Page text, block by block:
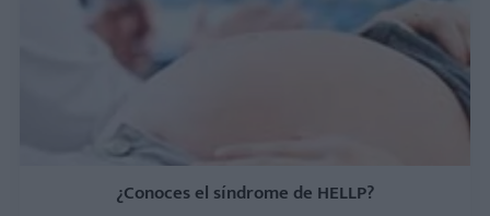
¿Conoces el síndrome de HELLP?